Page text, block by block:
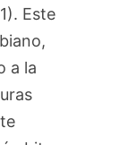
Este
a la